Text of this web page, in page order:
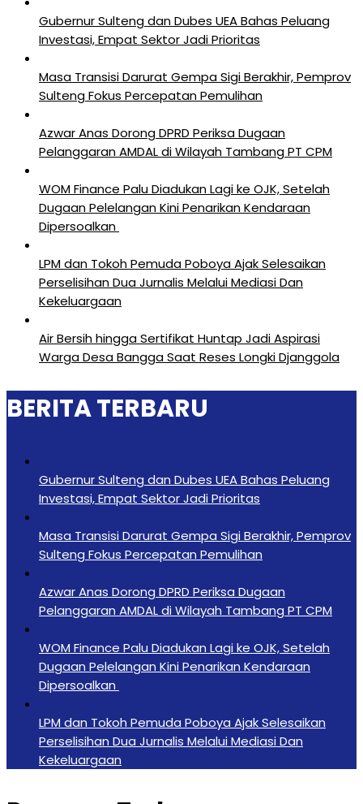
Gubernur Sulteng dan Dubes UEA Bahas Peluang
Investasi, Empat Sektor Jadi Prioritas
Masa Transisi Darurat Gempa Sigi Berakhir, Pemprov
Sulteng Fokus Percepatan Pemulihan
Azwar Anas Dorong DPRD Periksa Dugaan
Pelanggaran AMDAL di Wilayah Tambang PT CPM
‎WOM Finance Palu Diadukan Lagi ke OJK, Setelah
Dugaan Pelelangan Kini Penarikan Kendaraan
Dipersoalkan ‎
LPM dan Tokoh Pemuda Poboya Ajak Selesaikan
Perselisihan Dua Jurnalis Melalui Mediasi Dan
Kekeluargaan
Air Bersih hingga Sertifikat Huntap Jadi Aspirasi
Warga Desa Bangga Saat Reses Longki Djanggola
BERITA TERBARU
Gubernur Sulteng dan Dubes UEA Bahas Peluang
Investasi, Empat Sektor Jadi Prioritas
Masa Transisi Darurat Gempa Sigi Berakhir, Pemprov
Sulteng Fokus Percepatan Pemulihan
Azwar Anas Dorong DPRD Periksa Dugaan
Pelanggaran AMDAL di Wilayah Tambang PT CPM
‎WOM Finance Palu Diadukan Lagi ke OJK, Setelah
Dugaan Pelelangan Kini Penarikan Kendaraan
Dipersoalkan ‎
LPM dan Tokoh Pemuda Poboya Ajak Selesaikan
Perselisihan Dua Jurnalis Melalui Mediasi Dan
Kekeluargaan